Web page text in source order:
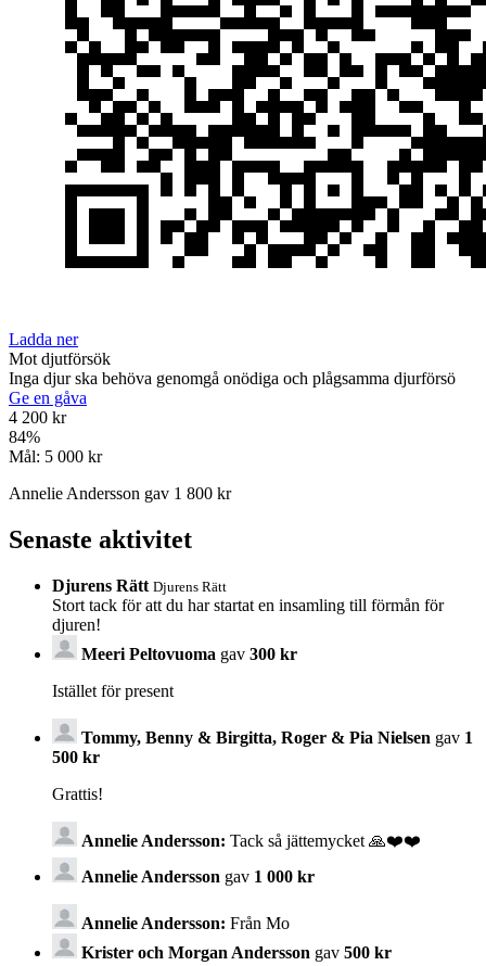
Ladda ner
Mot djutförsök
Inga djur ska behöva genomgå onödiga och plågsamma djurförsö
Ge en gåva
4 200 kr
84%
Mål: 5 000 kr
Annelie Andersson gav 1 800 kr
Senaste aktivitet
Djurens Rätt Djurens Rätt
Stort tack för att du har startat en insamling till förmån för
djuren!
Meeri Peltovuoma gav 300 kr
Istället för present
Tommy, Benny & Birgitta, Roger & Pia Nielsen gav 1
500 kr
Grattis!
Annelie Andersson: Tack så jättemycket 🙏❤️❤️
Annelie Andersson gav 1 000 kr
Annelie Andersson: Från Mo
Krister och Morgan Andersson gav 500 kr